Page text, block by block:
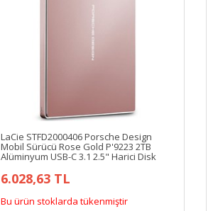
LaCie STFD2000406 Porsche Design
Mobil Sürücü Rose Gold P'9223 2TB
Alüminyum USB-C 3.1 2.5" Harici Disk
6.028,63 TL
Bu ürün stoklarda tükenmiştir